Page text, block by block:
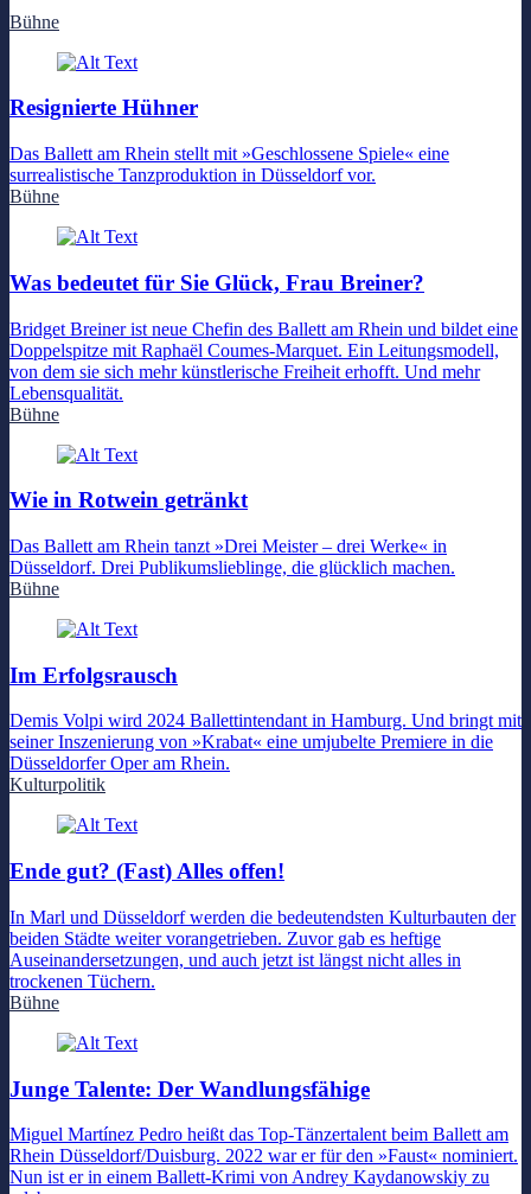
Bühne
Resignierte Hühner
Das Ballett am Rhein stellt mit »Geschlossene Spiele« eine
surrealistische Tanzproduktion in Düsseldorf vor.
Bühne
Was bedeutet für Sie Glück, Frau Breiner?
Bridget Breiner ist neue Chefin des Ballett am Rhein und bildet eine
Doppelspitze mit Raphaël Coumes-Marquet. Ein Leitungsmodell,
von dem sie sich mehr künstlerische Freiheit erhofft. Und mehr
Lebensqualität.
Bühne
Wie in Rotwein getränkt
Das Ballett am Rhein tanzt »Drei Meister – drei Werke« in
Düsseldorf. Drei Publikumslieblinge, die glücklich machen.
Bühne
Im Erfolgsrausch
Demis Volpi wird 2024 Ballettintendant in Hamburg. Und bringt mit
seiner Inszenierung von »Krabat« eine umjubelte Premiere in die
Düsseldorfer Oper am Rhein.
Kulturpolitik
Ende gut? (Fast) Alles offen!
In Marl und Düsseldorf werden die bedeutendsten Kulturbauten der
beiden Städte weiter vorangetrieben. Zuvor gab es heftige
Auseinandersetzungen, und auch jetzt ist längst nicht alles in
trockenen Tüchern.
Bühne
Junge Talente: Der Wandlungsfähige
Miguel Martínez Pedro heißt das Top-Tänzertalent beim Ballett am
Rhein Düsseldorf/Duisburg. 2022 war er für den »Faust« nominiert.
Nun ist er in einem Ballett-Krimi von Andrey Kaydanowskiy zu